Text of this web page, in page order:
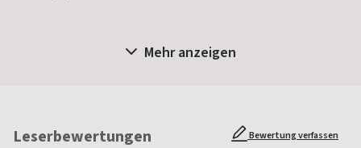
Mehr anzeigen
Leserbewertungen Bewertung verfassen